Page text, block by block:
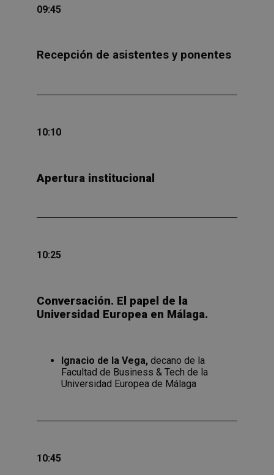
09:45
Recepción de asistentes y ponentes
10:10
Apertura institucional
10:25
Conversación. El papel de la
Universidad Europea en Málaga.
Ignacio de la Vega, decano de la
Facultad de Business & Tech de la
Universidad Europea de Málaga
10:45